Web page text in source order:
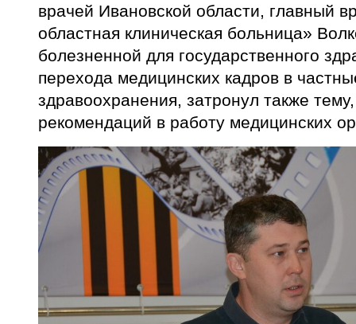
врачей Ивановской области, главный
областная клиническая больница»
болезненной для государственного
перехода медицинских кадров в
здравоохранения, затронул также
рекомендаций в работу медицинских